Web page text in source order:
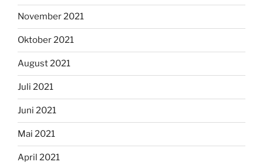
November 2021
Oktober 2021
August 2021
Juli 2021
Juni 2021
Mai 2021
April 2021